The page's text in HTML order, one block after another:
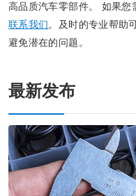
高品质汽车零部件。 如果您
联系我们 。及时的专业帮助
避免潜在的问题。
最新发布